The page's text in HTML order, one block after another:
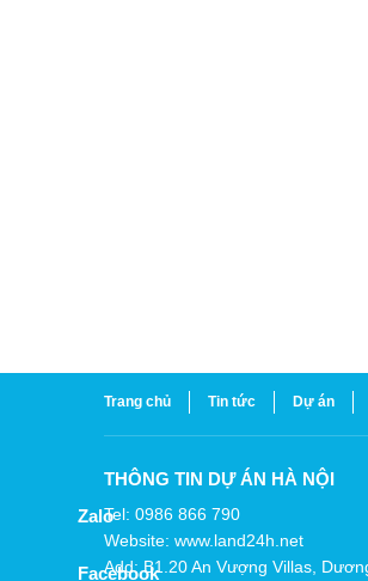
Trang chủ Tin tức Dự án
THÔNG TIN DỰ ÁN HÀ NỘI
Tel: 0986 866 790
Website: www.land24h.net
Add: B1.20 An Vượng Villas,
Zalo
Facebook